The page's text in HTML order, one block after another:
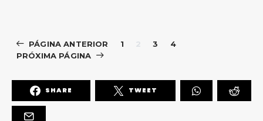
PÁGINA ANTERIOR 1 2 3
4
PRÓXIMA PÁGINA
SHARE TWEET